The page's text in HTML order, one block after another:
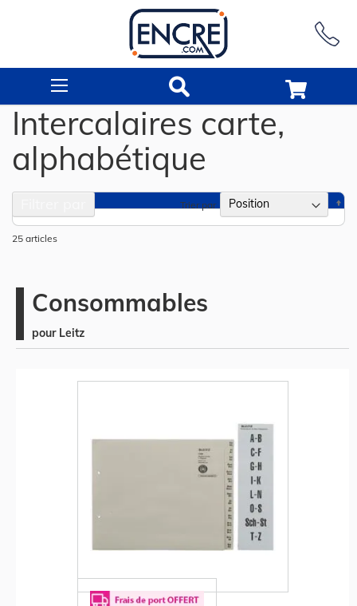
Intercalaires carte,
alphabétique
25 articles
Trier par
Consommables
pour Leitz